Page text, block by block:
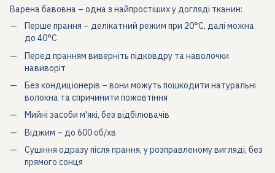
Варена бавовна – одна з найпростіших у догляді тканин:
Перше прання – делікатний режим при 20°C, далі можна
до 40°C
Перед пранням виверніть підковдру та наволочки
навиворіт
Без кондиціонерів – вони можуть пошкодити натуральні
волокна та спричинити пожовтіння
Мийні засоби м'які, без відбілювачів
Віджим – до 600 об/хв
Сушіння одразу після прання, у розправленому вигляді, без
прямого сонця